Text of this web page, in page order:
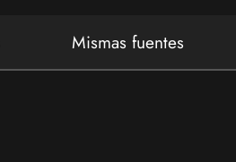
Mismas fuentes